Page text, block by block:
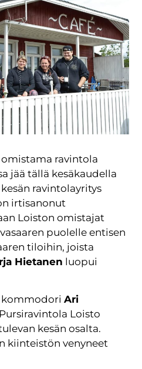
ravintola
jää tällä kesäkaudella
ravintolayritys
irtisanonut
Loiston omistajat
puolelle entisen
tiloihin, joista
Hietanen luopui
kommodoriAri
Loisto
kesän osalta.
kiinteistön venyneet